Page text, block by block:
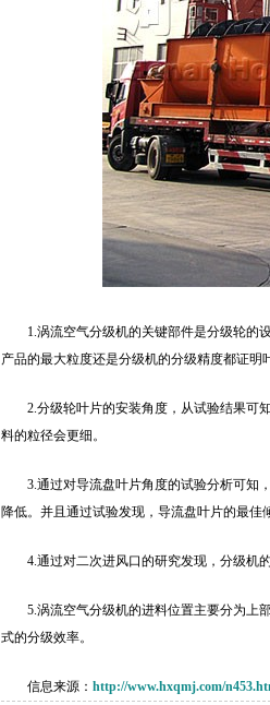
1.涡流空气分级机的关键部件是分级轮的
产品的最大粒度还是分级机的分级精度都证
2.分级轮叶片的安装角度，从试验结果可
料的粒径会更细。
3.通过对导流盘叶片角度的试验分析可知
降低。并且通过试验发现，导流盘叶片的最佳
4.通过对二次进风口的研究发现，分级机
5.涡流空气分级机的进料位置主要分为上
式的分级效率。
信息来源： http://www.hxqmj.com/